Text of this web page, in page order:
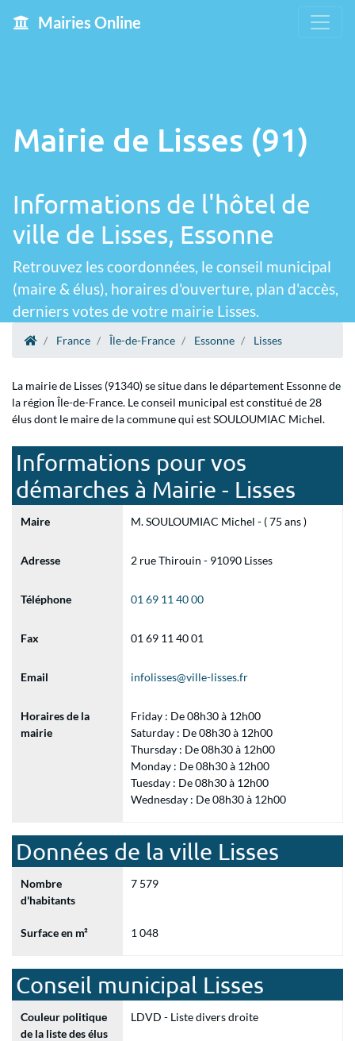
Mairies Online
Mairie de Lisses (91)
Informations de l'hôtel de
ville de Lisses, Essonne
Retrouvez les coordonnées, le conseil municipal
(maire & élus), horaires d'ouverture, plan d'accès,
derniers votes de votre mairie Lisses.
France Île-de-France Essonne Lisses
La mairie de Lisses (91340) se situe dans le département Essonne de
la région Île-de-France. Le conseil municipal est constitué de 28
élus dont le maire de la commune qui est SOULOUMIAC Michel.
Informations pour vos
démarches à Mairie - Lisses
Maire M. SOULOUMIAC Michel - ( 75 ans )
Adresse 2 rue Thirouin - 91090 Lisses
Téléphone 01 69 11 40 00
Fax 01 69 11 40 01
Email infolisses@ville-lisses.fr
Horaires de la
mairie
Friday : De 08h30 à 12h00
Saturday : De 08h30 à 12h00
Thursday : De 08h30 à 12h00
Monday : De 08h30 à 12h00
Tuesday : De 08h30 à 12h00
Wednesday : De 08h30 à 12h00
Données de la ville Lisses
Nombre
d'habitants
7 579
Surface en m² 1 048
Conseil municipal Lisses
Couleur politique
de la liste des élus
LDVD - Liste divers droite